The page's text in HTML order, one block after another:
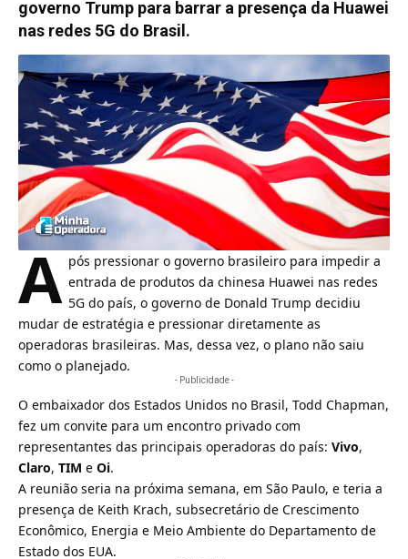
governo Trump para barrar a presença da Huawei
nas redes 5G do Brasil.
A pós pressionar o governo brasileiro para impedir a
entrada de produtos da chinesa Huawei nas redes
5G do país, o governo de Donald Trump decidiu
mudar de estratégia e pressionar diretamente as
operadoras brasileiras. Mas, dessa vez, o plano não saiu
como o planejado.
- Publicidade -
O embaixador dos Estados Unidos no Brasil, Todd Chapman,
fez um convite para um encontro privado com
representantes das principais operadoras do país: Vivo,
Claro, TIM e Oi.
A reunião seria na próxima semana, em São Paulo, e teria a
presença de Keith Krach, subsecretário de Crescimento
Econômico, Energia e Meio Ambiente do Departamento de
Estado dos EUA.